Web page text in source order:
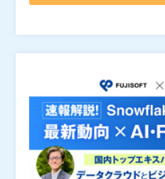
プレッドシートUIによる直
リティとガバナンスを一元
Snowflakeの性能を最大限
リティが担保された環境で
このウェビナーでは、
の製品概要および親和性を
す。
Snowflakeに興味のある方
たでも参考になる内容です